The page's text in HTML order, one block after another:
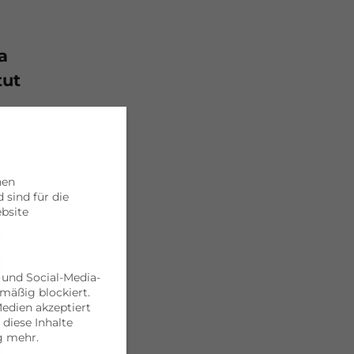
sind für die
Social-Media-
blockiert.
akzeptiert
Inhalte
mehr.